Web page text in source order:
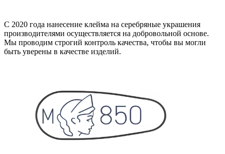
С 2020 года нанесение клейма на серебряные украшения
производителями осуществляется на добровольной основе.
Мы проводим строгий контроль качества, чтобы вы могли
быть уверены в качестве изделий.